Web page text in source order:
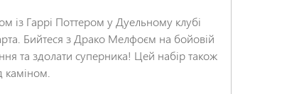
із Гаррі Поттером у Дуельному клубі
Бийтеся з Драко Мелфоєм на бойовій
та здолати суперника! Цей набір також
каміном.